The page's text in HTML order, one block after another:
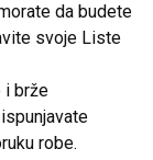
da budete
svoje Liste
i brže
robe.